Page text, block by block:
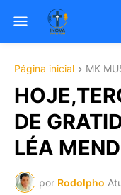
Página inicial MK
DE
LÉA
por Rodolpho